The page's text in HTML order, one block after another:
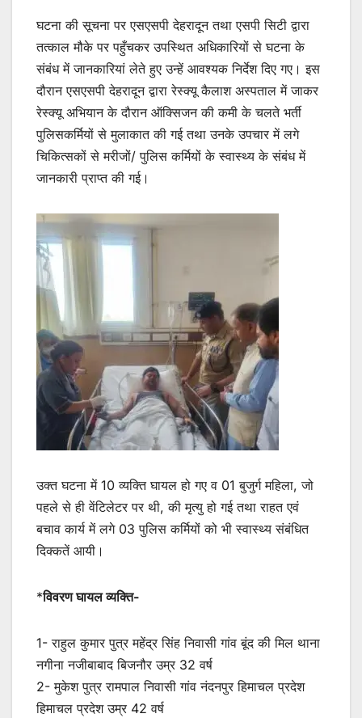
घटना की सूचना पर एसएसपी देहरादून तथा एसपी सिटी द्वारा
तत्काल मौके पर पहुँचकर उपस्थित अधिकारियों से घटना के
संबंध में जानकारियां लेते हुए उन्हें आवश्यक निर्देश दिए गए। इस
दौरान एसएसपी देहरादून द्वारा रेस्क्यू कैलाश अस्पताल में जाकर
रेस्क्यू अभियान के दौरान ऑक्सिजन की कमी के चलते भर्ती
पुलिसकर्मियों से मुलाकात की गई तथा उनके उपचार में लगे
चिकित्सकों से मरीजों/ पुलिस कर्मियों के स्वास्थ्य के संबंध में
जानकारी प्राप्त की गई।
उक्त घटना में 10 व्यक्ति घायल हो गए व 01 बुजुर्ग महिला, जो
पहले से ही वेंटिलेटर पर थी, की मृत्यु हो गई तथा राहत एवं
बचाव कार्य में लगे 03 पुलिस कर्मियों को भी स्वास्थ्य संबंधित
दिक्कतें आयी।
*विवरण घायल व्यक्ति-
1- राहुल कुमार पुत्र महेंद्र सिंह निवासी गांव बूंद की मिल थाना
नगीना नजीबाबाद बिजनौर उम्र 32 वर्ष
2- मुकेश पुत्र रामपाल निवासी गांव नंदनपुर हिमाचल प्रदेश
हिमाचल प्रदेश उम्र 42 वर्ष